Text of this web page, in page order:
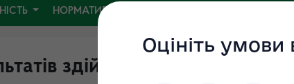
НОРМАТИВНА БАЗА
здійснення державного